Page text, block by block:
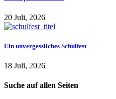
20 Juli, 2026
Ein unvergessliches Schulfest
18 Juli, 2026
Suche auf allen Seiten